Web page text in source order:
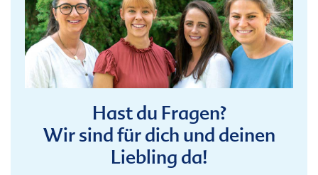
Hast du Fragen?
Wir sind für dich und deinen
Liebling da!